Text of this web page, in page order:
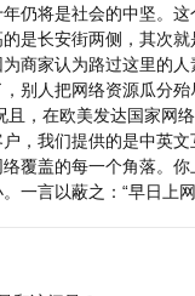
仍将是社会的中坚。这
是长安街两侧，其次
商家认为路过这里的人
别人把网络资源瓜分
且，在欧美发达国家网
，我们提供的是中英
覆盖的每一个角落。你
一言以蔽之：“早日上